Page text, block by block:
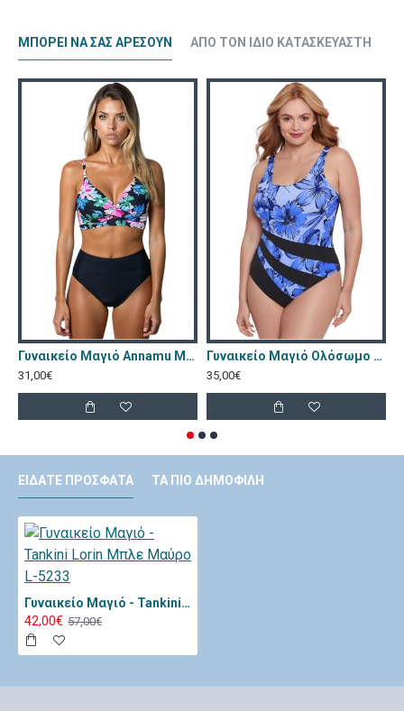
ΜΠΟΡΕΊ ΝΑ ΣΑΣ ΑΡΈΣΟΥΝ ΑΠΌ ΤΟΝ ΊΔΙΟ ΚΑΤΑΣΚΕΥΑΣΤΉ
Γυναικείο Μαγιό Annamu Μαύρο Φλοράλ A-1084
31,00€
Γυναικείο Μαγιό Ολόσωμο Annamu Μπλε A-1075
35,00€
ΕΊΔΑΤΕ ΠΡΌΣΦΑΤΑ ΤΑ ΠΙΟ ΔΗΜΟΦΙΛΉ
Γυναικείο Μαγιό - Tankini Lorin Μπλε Μαύρο L-5233
42,00€ 57,00€